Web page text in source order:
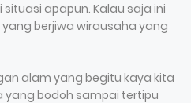
apapun. Kalau saja ini
berjiwa wirausaha yang
alam yang begitu kaya kita
yang bodoh sampai tertipu